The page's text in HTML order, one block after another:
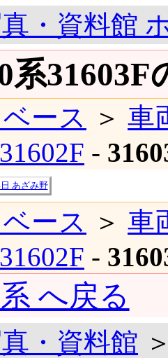
・資料館
系31603F
ース ＞ 車
-
あざみ野
ース ＞ 車
-
へ戻る
・資料館